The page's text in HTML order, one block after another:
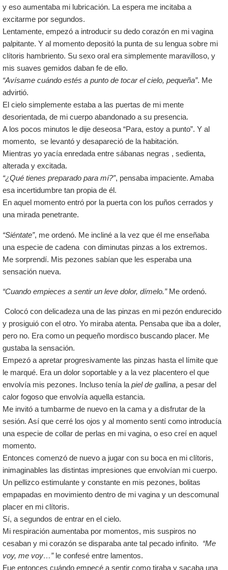
y eso aumentaba mi lubricación. La espera me incitaba a
excitarme por segundos.
Lentamente, empezó a introducir su dedo corazón en mi vagina
palpitante. Y al momento depositó la punta de su lengua sobre mi
clítoris hambriento. Su sexo oral era simplemente maravilloso, y
mis suaves gemidos daban fe de ello.
“Avísame cuándo estés a punto de tocar el cielo, pequeña”. Me
advirtió.
El cielo simplemente estaba a las puertas de mi mente
desorientada, de mi cuerpo abandonado a su presencia.
A los pocos minutos le dije deseosa “Para, estoy a punto”. Y al
momento, se levantó y desapareció de la habitación.
Mientras yo yacía enredada entre sábanas negras , sedienta,
alterada y excitada.
“¿Qué tienes preparado para mí?”, pensaba impaciente. Amaba
esa incertidumbre tan propia de él.
En aquel momento entró por la puerta con los puños cerrados y
una mirada penetrante.
“Siéntate”, me ordenó. Me incliné a la vez que él me enseñaba
una especie de cadena con diminutas pinzas a los extremos.
Me sorprendí. Mis pezones sabían que les esperaba una
sensación nueva.
“Cuando empieces a sentir un leve dolor, dímelo.”Me ordenó.
Colocó con delicadeza una de las pinzas en mi pezón endurecido
y prosiguió con el otro. Yo miraba atenta. Pensaba que iba a doler,
pero no. Era como un pequeño mordisco buscando placer. Me
gustaba la sensación.
Empezó a apretar progresivamente las pinzas hasta el límite que
le marqué. Era un dolor soportable y a la vez placentero el que
envolvía mis pezones. Incluso tenía lapiel de gallina, a pesar del
calor fogoso que envolvía aquella estancia.
Me invitó a tumbarme de nuevo en la cama y a disfrutar de la
sesión. Así que cerré los ojos y al momento sentí como introducía
una especie de collar de perlas en mi vagina, o eso creí en aquel
momento.
Entonces comenzó de nuevo a jugar con su boca en mi clítoris,
inimaginables las distintas impresiones que envolvían mi cuerpo.
Un pellizco estimulante y constante en mis pezones, bolitas
empapadas en movimiento dentro de mi vagina y un descomunal
placer en mi clítoris.
Sí, a segundos de entrar en el cielo.
Mi respiración aumentaba por momentos, mis suspiros no
cesaban y mi corazón se disparaba ante tal pecado infinito. “Me
voy, me voy…”le confesé entre lamentos.
Fue entonces cuándo empecé a sentir como tiraba y sacaba una